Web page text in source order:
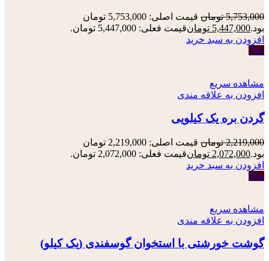
5,753,000 تومان
قیمت اصلی: 5,753,000 تومان
بود.5,447,000 تومانقیمت فعلی: 5,447,000 تومان.
افزودن به سبد خرید
-7%
مشاهده سریع
افزودن به علاقه مندی
گردن بره یک کیلویی
2,219,000 تومان
قیمت اصلی: 2,219,000 تومان
بود.2,072,000 تومانقیمت فعلی: 2,072,000 تومان.
افزودن به سبد خرید
-6%
مشاهده سریع
افزودن به علاقه مندی
گوشت خورشتی با استخوان گوسفندی (یک کیلو)